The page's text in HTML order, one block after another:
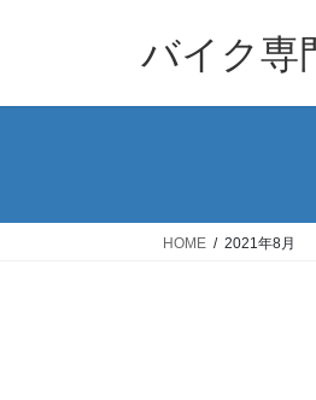
ン
キ
ー
に
バイク専
HOME 2021年8月